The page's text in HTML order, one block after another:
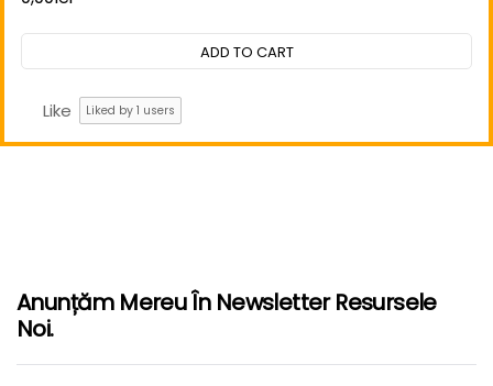
5
ADD TO CART
Like Liked by 1 users
Anunțăm Mereu În Newsletter Resursele
Noi.